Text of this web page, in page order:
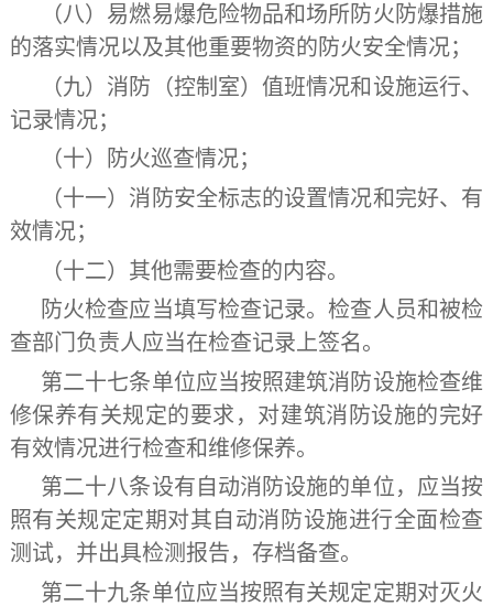
（八）易燃易爆危险物品和场所防火防爆措施
的落实情况以及其他重要物资的防火安全情况；
（九）消防（控制室）值班情况和设施运行、
记录情况；
（十）防火巡查情况；
（十一）消防安全标志的设置情况和完好、有
效情况；
（十二）其他需要检查的内容。
防火检查应当填写检查记录。检查人员和被检
查部门负责人应当在检查记录上签名。
第二十七条单位应当按照建筑消防设施检查维
修保养有关规定的要求，对建筑消防设施的完好
有效情况进行检查和维修保养。
第二十八条设有自动消防设施的单位，应当按
照有关规定定期对其自动消防设施进行全面检查
测试，并出具检测报告，存档备查。
第二十九条单位应当按照有关规定定期对灭火